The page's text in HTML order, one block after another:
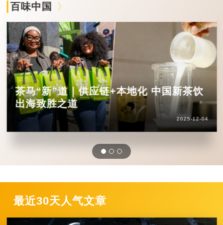
百味中国
茶马“新”道｜供应链+本地化 中国新茶饮
出海致胜之道
2025-12-04
最近30天人气文章